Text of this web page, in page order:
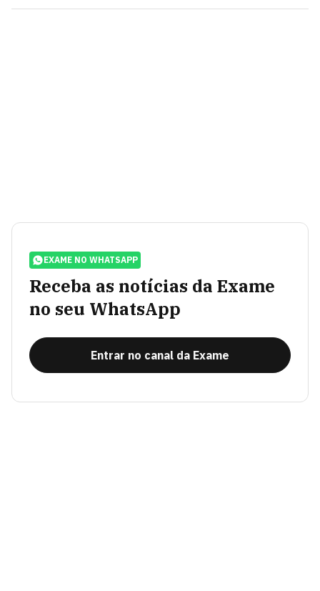
EXAME NO WHATSAPP
Receba as notícias da Exame
no seu WhatsApp
Entrar no canal da Exame